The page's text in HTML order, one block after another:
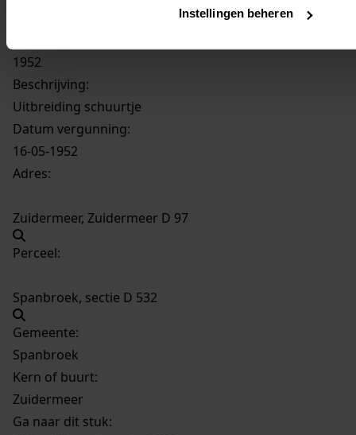
Instellingen beheren
Uitbreiding schuurtje, 1952
1952
Beschrijving:
Uitbreiding schuurtje
Datum vergunning:
16-05-1952
Adres:
Zuidermeer, Zuidermeer D 97
Perceel:
Spanbroek, sectie D 532
Gemeente:
Spanbroek
Kern of buurt:
Zuidermeer
Ga naar dit stuk: